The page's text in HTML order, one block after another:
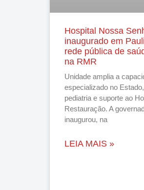
Hospital Nossa
inaugurado em
rede pública de
na RMR
Unidade amplia a
especializado no
pediatria e suporte ao
Restauração. A
inaugurou, na
LEIA MAIS »